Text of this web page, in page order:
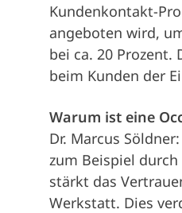
Kundenkontakt-
angeboten wird,
bei ca. 20 Prozent.
beim Kunden der
Warum ist eine
Dr. Marcus
zum Beispiel
stärkt das
Werkstatt. Dies